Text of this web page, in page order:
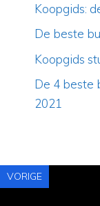
Koopgids:
De beste
Koopgids
De 4 beste
2021
VORIGE